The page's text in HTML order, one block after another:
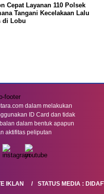
Cepat Layanan 110 Polsek
Tangani Kecelakaan Lalu
di Lobu
dalam melakukan
ID Card dan tidak
dalam bentuk apapun
aktifitas peliputan
IKLAN STATUS MEDIA :